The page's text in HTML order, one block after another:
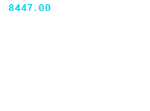
Cena:
8447.00